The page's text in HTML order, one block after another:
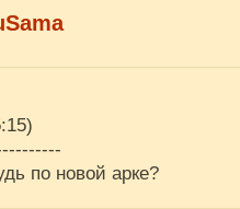
по новой арке?